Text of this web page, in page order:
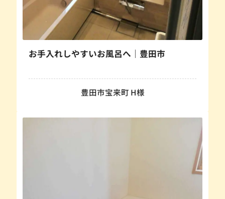
お手入れしやすいお風呂へ｜豊田市
豊田市宝来町 H様